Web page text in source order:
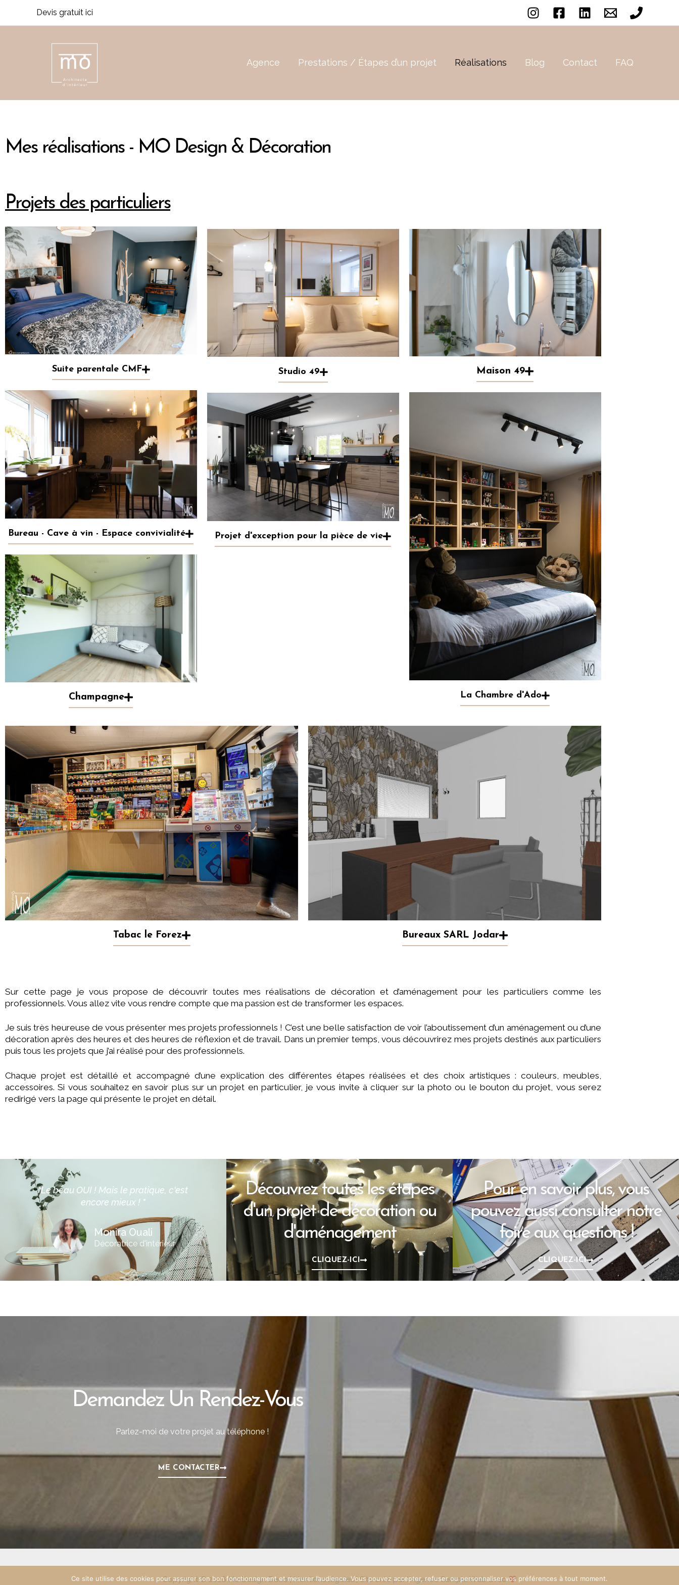
Devis gratuit ici
Agence Prestations / Étapes d’un projet Réalisations Blog Contact FAQ
Mes réalisations - MO Design & Décoration
Projets des particuliers
Suite parentale CMF
Bureau - Cave à vin - Espace convivialité
Champagne
Studio 49
Projet d'exception pour la pièce de vie
Maison 49
La Chambre d'Ado
Tabac le Forez Bureaux SARL Jodar
Sur cette page je vous propose de découvrir toutes mes réalisations de décoration et d’aménagement pour les particuliers comme les
professionnels. Vous allez vite vous rendre compte que ma passion est de transformer les espaces.
Je suis très heureuse de vous présenter mes projets professionnels ! C’est une belle satisfaction de voir l’aboutissement d’un aménagement ou d’une
décoration après des heures et des heures de réflexion et de travail. Dans un premier temps, vous découvrirez mes projets destinés aux particuliers
puis tous les projets que j’ai réalisé pour des professionnels.
Chaque projet est détaillé et accompagné d’une explication des différentes étapes réalisées et des choix artistiques : couleurs, meubles,
accessoires. Si vous souhaitez en savoir plus sur un projet en particulier, je vous invite à cliquer sur la photo ou le bouton du projet, vous serez
redirigé vers la page qui présente le projet en détail.
"Le beau OUI ! Mais le pratique, c'est
encore mieux ! "
Monira Ouali
Décoratrice d'intérieur
Découvrez toutes les étapes
d'un projet de décoration ou
d'aménagement
CLIQUEZ-ICI
Pour en savoir plus, vous
pouvez aussi consulter notre
foire aux questions !
CLIQUEZ-ICI
Demandez Un Rendez-Vous
Parlez-moi de votre projet au téléphone !
ME CONTACTER
Copyright © 2026Mo Design Deco|Mentions légales| Site créé par l'Agence Semple Webavec
Ce site utilise des cookies pour assurer son bon fonctionnement et mesurer l’audience. Vous pouvez accepter, refuser ou personnaliser vos préférences à tout moment.